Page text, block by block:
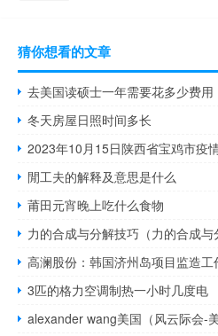
猜你想看的文章
去美国读硕士一年需要花多少费用
冬天房屋日照时间多长
閒工夫的解释及意思是什么
莆田元宵晚上吃什么食物
力的合成与分解技巧（力的合成与
高澜股份：韩国济州岛项目监造工
3匹的格力空调制热一小时几度电